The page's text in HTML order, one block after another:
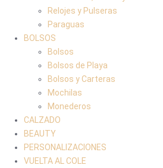
Relojes y Pulseras
Paraguas
BOLSOS
Bolsos
Bolsos de Playa
Bolsos y Carteras
Mochilas
Monederos
CALZADO
BEAUTY
PERSONALIZACIONES
VUELTA AL COLE